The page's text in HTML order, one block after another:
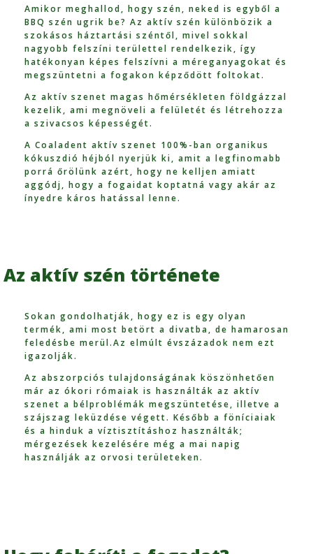
Amikor meghallod, hogy szén, neked is egyből a
BBQ szén ugrik be? Az aktív szén különbözik a
szokásos háztartási széntől, mivel sokkal
nagyobb felszíni területtel rendelkezik, így
hatékonyan képes felszívni a méreganyagokat és
megszüntetni a fogakon képződött foltokat.
Az aktív szenet magas hőmérsékleten földgázzal
kezelik, ami megnöveli a felületét és létrehozza
a szivacsos képességét.
A Coaladent aktív szenet 100%-ban organikus
kókuszdió héjból nyerjük ki, amit a legfinomabb
porrá őrölünk azért, hogy ne kelljen amiatt
aggódj, hogy a fogaidat koptatná vagy akár az
ínyedre káros hatással lenne.
Az aktív szén története
Sokan gondolhatják, hogy ez is egy olyan
termék, ami most betört a divatba, de hamarosan
feledésbe merül.Az elmúlt évszázadok nem ezt
igazolják.
Az abszorpciós tulajdonságának köszönhetően
már az ókori rómaiak is használták az aktív
szenet a bélproblémák megszüntetése, illetve a
szájszag leküzdése végett. Később a föníciaiak
és a hinduk a víztisztításhoz használták;
mérgezések kezelésére még a mai napig
használják az orvosi területeken.